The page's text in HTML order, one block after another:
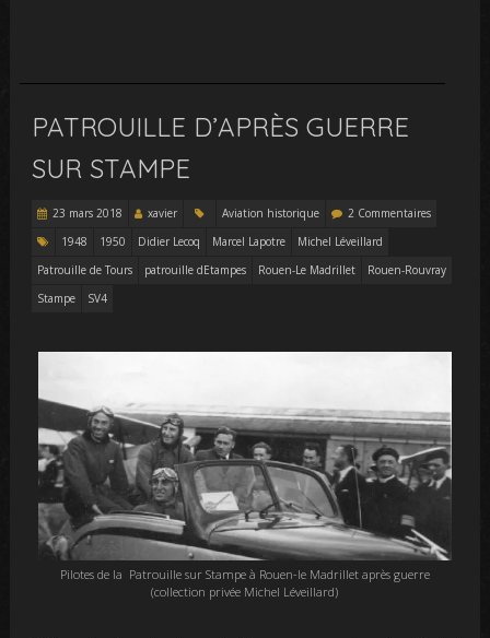
PATROUILLE D’APRÈS GUERRE
SUR STAMPE
23 mars 2018 xavier Aviation historique
2 Commentaires
1948
1950 Didier Lecoq Marcel Lapotre
Michel Léveillard
Patrouille de Tours
patrouille dEtampes Rouen-Le Madrillet
Rouen-Rouvray
Stampe
SV4
Pilotes de la Patrouille sur Stampe à Rouen-le Madrillet après guerre
(collection privée Michel Léveillard)